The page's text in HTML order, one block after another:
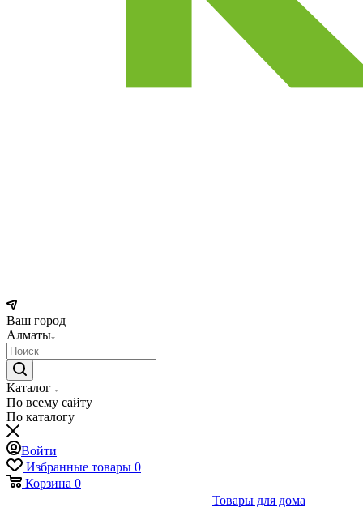
Ваш город
Алматы
Каталог
По всему сайту
По каталогу
Войти
Избранные товары 0
Корзина 0
Товары для дома